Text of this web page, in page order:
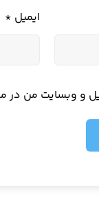
ایمیل *
و وبسایت من در